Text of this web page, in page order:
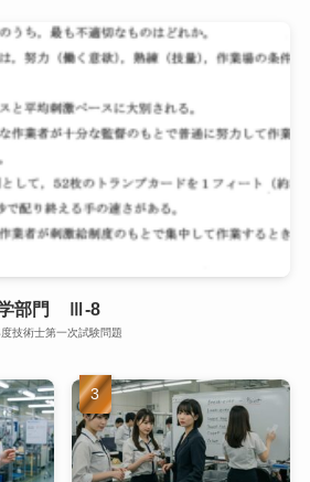
部門 Ⅲ-8
技術士第一次試験問題